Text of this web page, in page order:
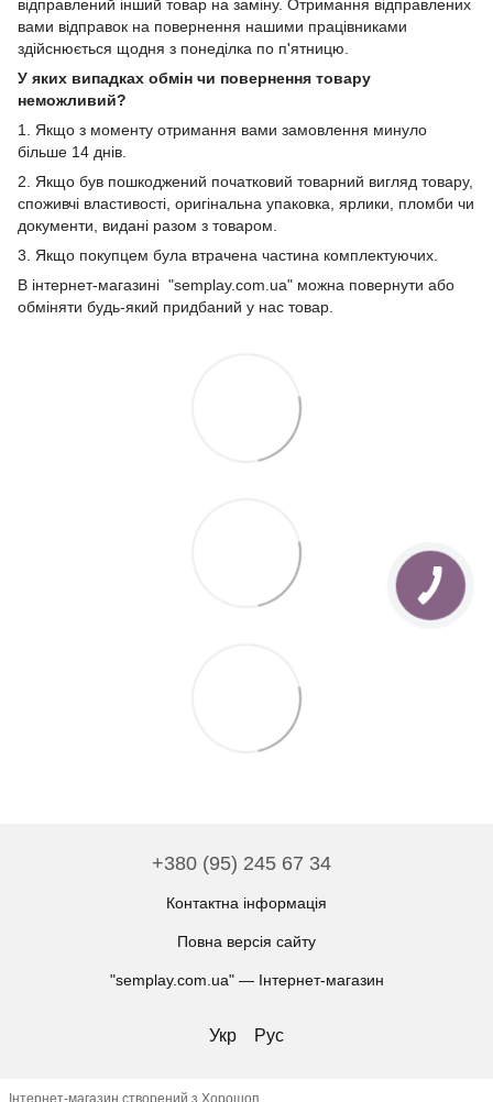
відправлений інший товар на заміну. Отримання відправлених
вами відправок на повернення нашими працівниками
здійснюється щодня з понеділка по п'ятницю.
У яких випадках обмін чи повернення товару
неможливий?
1. Якщо з моменту отримання вами замовлення минуло
більше 14 днів.
2. Якщо був пошкоджений початковий товарний вигляд товару,
споживчі властивості, оригінальна упаковка, ярлики, пломби чи
документи, видані разом з товаром.
3. Якщо покупцем була втрачена частина комплектуючих.
В інтернет-магазині "semplay.com.ua" можна повернути або
обміняти будь-який придбаний у нас товар.
+380 (95) 245 67 34
Контактна інформація
Повна версія сайту
"semplay.com.ua" — Інтернет-магазин
Укр Рус